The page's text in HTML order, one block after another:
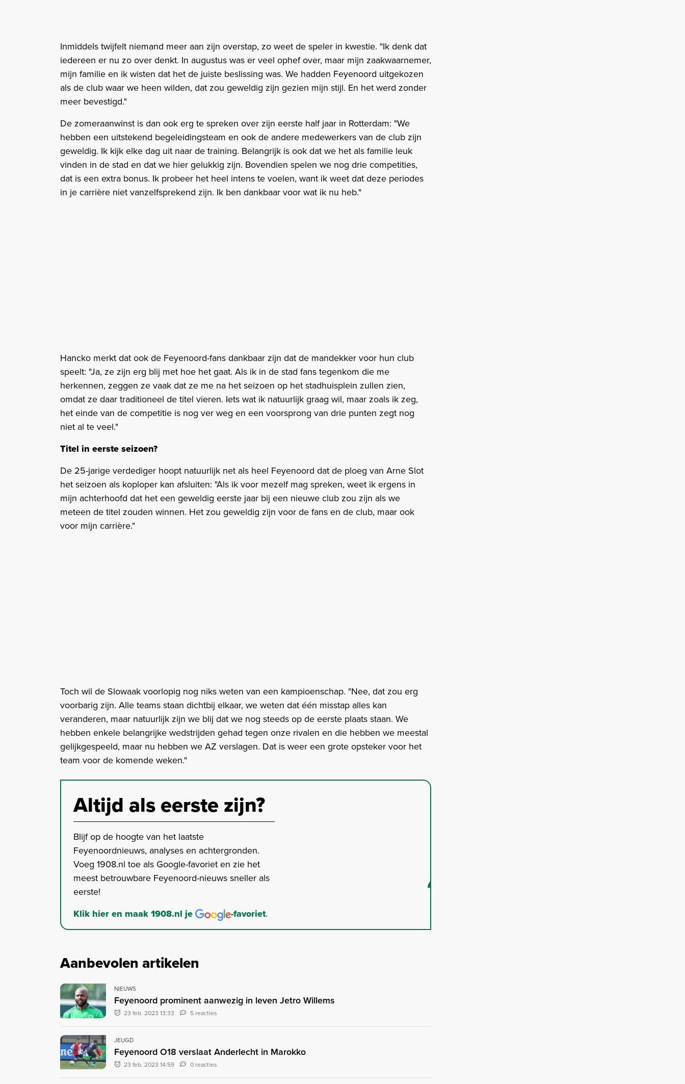
Inmiddels twijfelt niemand meer aan zijn overstap, zo weet de speler in kwestie. "Ik denk dat
iedereen er nu zo over denkt. In augustus was er veel ophef over, maar mijn zaakwaarnemer,
mijn familie en ik wisten dat het de juiste beslissing was. We hadden Feyenoord uitgekozen
als de club waar we heen wilden, dat zou geweldig zijn gezien mijn stijl. En het werd zonder
meer bevestigd."
De zomeraanwinst is dan ook erg te spreken over zijn eerste half jaar in Rotterdam: "We
hebben een uitstekend begeleidingsteam en ook de andere medewerkers van de club zijn
geweldig. Ik kijk elke dag uit naar de training. Belangrijk is ook dat we het als familie leuk
vinden in de stad en dat we hier gelukkig zijn. Bovendien spelen we nog drie competities,
dat is een extra bonus. Ik probeer het heel intens te voelen, want ik weet dat deze periodes
in je carrière niet vanzelfsprekend zijn. Ik ben dankbaar voor wat ik nu heb."
Hancko merkt dat ook de Feyenoord-fans dankbaar zijn dat de mandekker voor hun club
speelt: "Ja, ze zijn erg blij met hoe het gaat. Als ik in de stad fans tegenkom die me
herkennen, zeggen ze vaak dat ze me na het seizoen op het stadhuisplein zullen zien,
omdat ze daar traditioneel de titel vieren. Iets wat ik natuurlijk graag wil, maar zoals ik zeg,
het einde van de competitie is nog ver weg en een voorsprong van drie punten zegt nog
niet al te veel."
Titel in eerste seizoen?
De 25-jarige verdediger hoopt natuurlijk net als heel Feyenoord dat de ploeg van Arne Slot
het seizoen als koploper kan afsluiten: "Als ik voor mezelf mag spreken, weet ik ergens in
mijn achterhoofd dat het een geweldig eerste jaar bij een nieuwe club zou zijn als we
meteen de titel zouden winnen. Het zou geweldig zijn voor de fans en de club, maar ook
voor mijn carrière."
Toch wil de Slowaak voorlopig nog niks weten van een kampioenschap. "Nee, dat zou erg
voorbarig zijn. Alle teams staan dichtbij elkaar, we weten dat één misstap alles kan
veranderen, maar natuurlijk zijn we blij dat we nog steeds op de eerste plaats staan. We
hebben enkele belangrijke wedstrijden gehad tegen onze rivalen en die hebben we meestal
gelijkgespeeld, maar nu hebben we AZ verslagen. Dat is weer een grote opsteker voor het
team voor de komende weken."
Altijd als eerste zijn?
Blijf op de hoogte van het laatste
Feyenoordnieuws, analyses en achtergronden.
Voeg 1908.nl toe als Google-favoriet en zie het
meest betrouwbare Feyenoord-nieuws sneller als
eerste!
Klik hier en maak 1908.nl je
-favoriet.
Aanbevolen artikelen
NIEUWS
Feyenoord prominent aanwezig in leven Jetro Willems
23 feb. 2023 13:33 5 reacties
JEUGD
Feyenoord O18 verslaat Anderlecht in Marokko
23 feb. 2023 14:59 0 reacties